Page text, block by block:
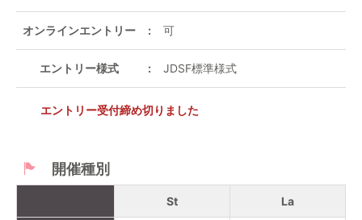
オンラインエントリー 可
エントリー様式 JDSF標準様式
エントリー受付締め切りました
開催種別
St La